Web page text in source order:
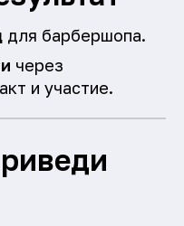
для барбершопа.
через
и участие.